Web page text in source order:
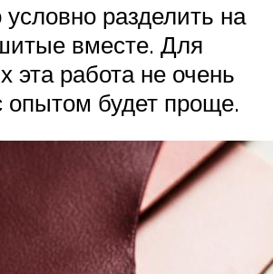
разделить на
вместе. Для
эта работа не очень
опытом будет проще.